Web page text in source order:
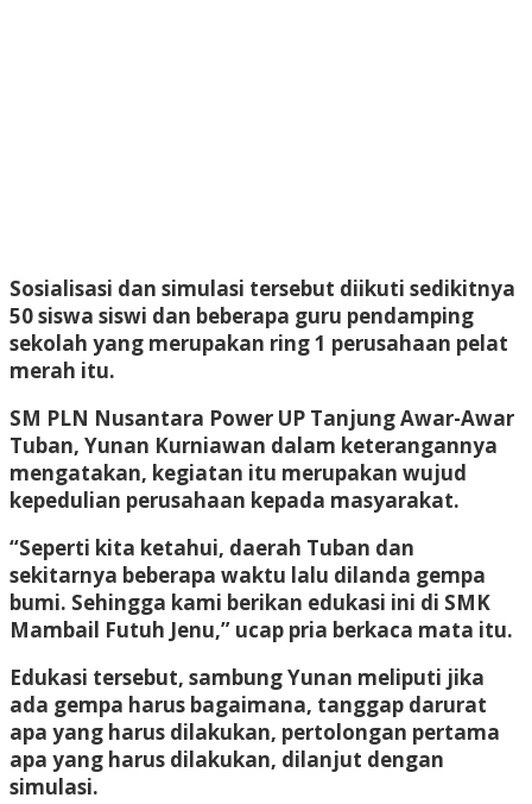
Sosialisasi dan simulasi tersebut diikuti sedikitnya
50 siswa siswi dan beberapa guru pendamping
sekolah yang merupakan ring 1 perusahaan pelat
merah itu.
SM PLN Nusantara Power UP Tanjung Awar-Awar
Tuban, Yunan Kurniawan dalam keterangannya
mengatakan, kegiatan itu merupakan wujud
kepedulian perusahaan kepada masyarakat.
“Seperti kita ketahui, daerah Tuban dan
sekitarnya beberapa waktu lalu dilanda gempa
bumi. Sehingga kami berikan edukasi ini di SMK
Mambail Futuh Jenu,” ucap pria berkaca mata itu.
Edukasi tersebut, sambung Yunan meliputi jika
ada gempa harus bagaimana, tanggap darurat
apa yang harus dilakukan, pertolongan pertama
apa yang harus dilakukan, dilanjut dengan
simulasi.